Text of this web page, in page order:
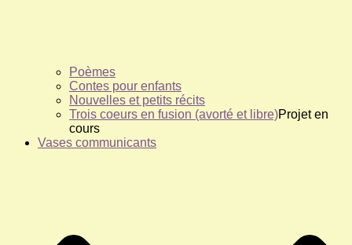
Poèmes
Contes pour enfants
Nouvelles et petits récits
Trois coeurs en fusion (avorté et libre)Projet en
cours
Vases communicants